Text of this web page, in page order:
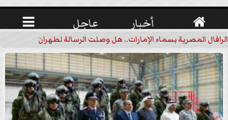
 أخبار عاجل 
الرافال المصرية بسماء الإمارات.. هل وصلت الرسالة لطهران؟..